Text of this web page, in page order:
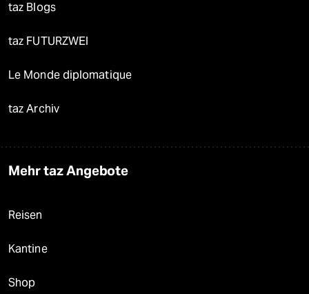
taz Blogs
taz FUTURZWEI
Le Monde diplomatique
taz Archiv
Mehr taz Angebote
Reisen
Kantine
Shop